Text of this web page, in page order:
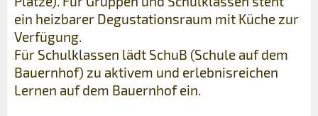
ein heizbarer Degustationsraum mit Küche zur
Verfügung.
Für Schulklassen lädt SchuB (Schule auf dem
Bauernhof) zu aktivem und erlebnisreichen
Lernen auf dem Bauernhof ein.